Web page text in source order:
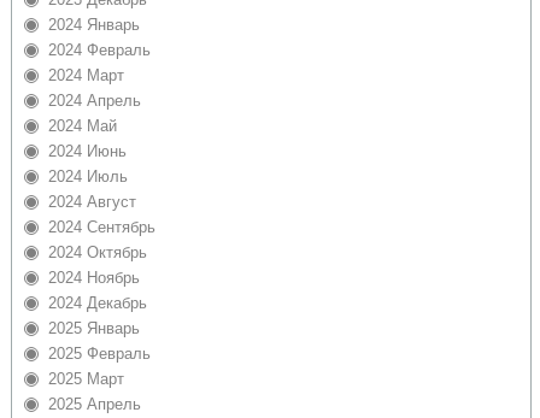
2024 Январь
2024 Февраль
2024 Март
2024 Апрель
2024 Май
2024 Июнь
2024 Июль
2024 Август
2024 Сентябрь
2024 Октябрь
2024 Ноябрь
2024 Декабрь
2025 Январь
2025 Февраль
2025 Март
2025 Апрель